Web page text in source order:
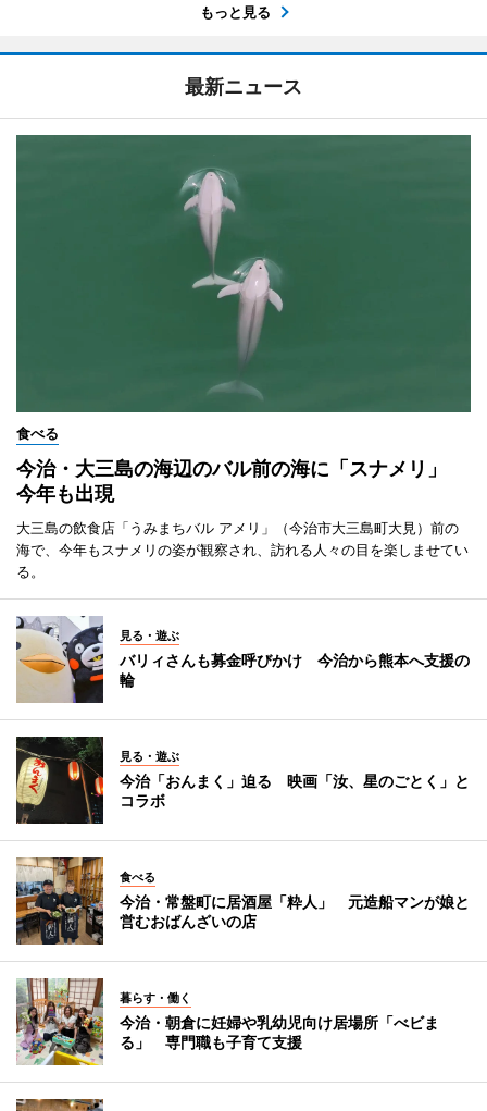
もっと見る
最新ニュース
食べる
今治・大三島の海辺のバル前の海に「スナメリ」
今年も出現
大三島の飲食店「うみまちバル アメリ」（今治市大三島町大見）前の
海で、今年もスナメリの姿が観察され、訪れる人々の目を楽しませてい
る。
見る・遊ぶ
バリィさんも募金呼びかけ 今治から熊本へ支援の
輪
見る・遊ぶ
今治「おんまく」迫る 映画「汝、星のごとく」と
コラボ
食べる
今治・常盤町に居酒屋「粋人」 元造船マンが娘と
営むおばんざいの店
暮らす・働く
今治・朝倉に妊婦や乳幼児向け居場所「べビま
る」 専門職も子育て支援